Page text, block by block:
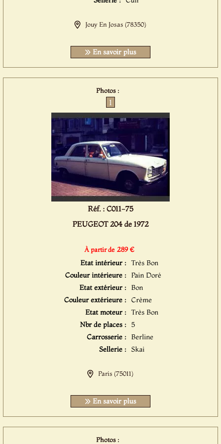
Jouy En Josas (78350)
En savoir plus
Photos :
1
Réf. : C011-75
PEUGEOT 204 de 1972
À partir de 289 €
Etat intérieur : Très Bon
Couleur intérieure : Pain Doré
Etat extérieur : Bon
Couleur extérieure : Crème
Etat moteur : Très Bon
Nbr de places : 5
Carrosserie : Berline
Sellerie : Skai
Paris (75011)
En savoir plus
Photos :